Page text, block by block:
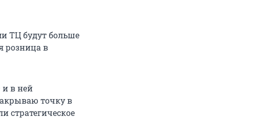
ТЦ будут больше
розница в
и в ней
точку в
стратегическое